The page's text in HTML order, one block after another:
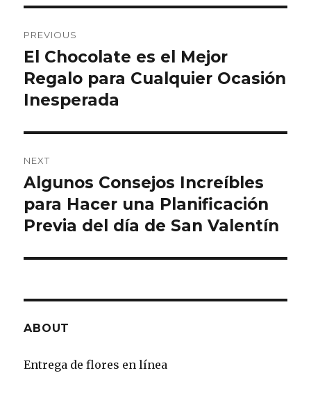
navigation
PREVIOUS
Previous
post:
El Chocolate es el Mejor
Regalo para Cualquier Ocasión
Inesperada
NEXT
Next
post:
Algunos Consejos Increíbles
para Hacer una Planificación
Previa del día de San Valentín
ABOUT
Entrega de flores en línea